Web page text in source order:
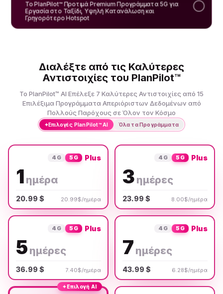
Το PlanPilot™ Προτιμά Premium Προγράμματα 5G για
Εργασία στο Ταξίδι, Υψηλή Κατανάλωση και
Γρηγορότερο Hotspot
Διαλέξτε από τις Καλύτερες
Αντιστοιχίες του PlanPilot™
Το PlanPilot™ AI Επέλεξε 7 Καλύτερες Αντιστοιχίες από 15
Επιλέξιμα Προγράμματα Απεριόριστων Δεδομένων από
Πολλούς Παρόχους σε Όλον τον Κόσμο
✦Επιλογές PlanPilot™ AI Όλα τα Προγράμματα
4G 5G Plus
1 ημέρα
20.99 $ 20.99$/ημέρα
4G 5G Plus
3 ημέρες
23.99 $ 8.00$/ημέρα
4G 5G Plus
5 ημέρες
36.99 $ 7.40$/ημέρα
4G 5G Plus
7 ημέρες
43.99 $ 6.28$/ημέρα
✦Επιλογή AI